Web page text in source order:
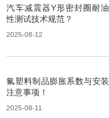
汽车减震器Y形密封圈耐油
性测试技术规范？
2025-08-12
氟塑料制品膨胀系数与安装
注意事项！
2025-08-11